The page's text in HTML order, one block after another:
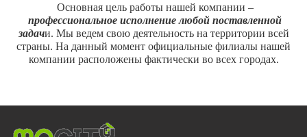
Основная цель работы нашей компании –
профессиональное исполнение любой поставленной
задачи. Мы ведем свою деятельность на территории всей
страны. На данный момент официальные филиалы нашей
компании расположены фактически во всех городах.